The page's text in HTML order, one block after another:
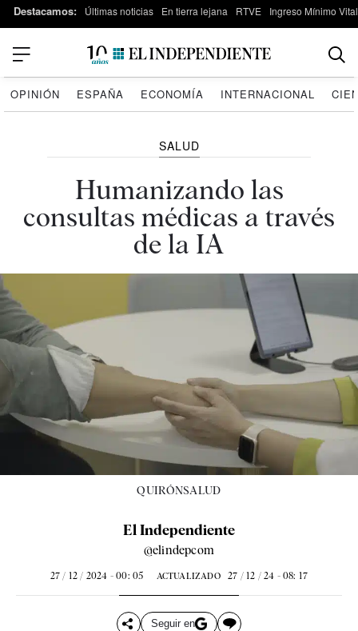
Destacamos: Últimas noticias En tierra lejana RTVE Ingreso Mínimo Vital
OPINIÓN ESPAÑA ECONOMÍA INTERNACIONAL
SALUD
Humanizando las
consultas médicas a través
de la IA
QUIRÓNSALUD
El Independiente
@elindepcom
27 / 12 / 2024 - 00: 05 ACTUALIZADO 27 / 12 / 24 - 08: 17
Seguir en